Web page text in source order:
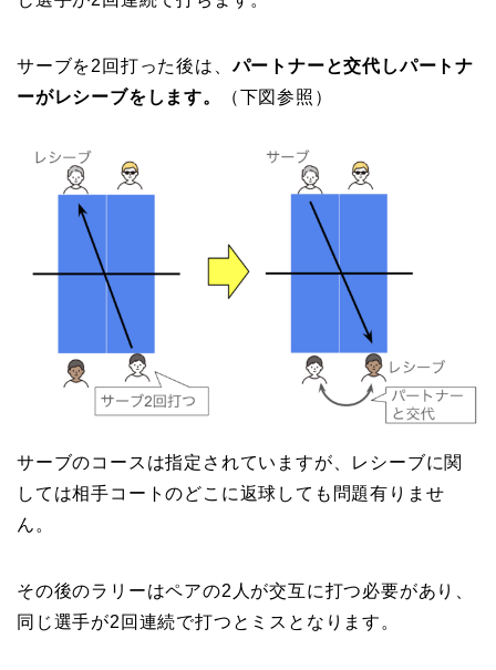
サーブを2回打った後は、パートナーと交代しパートナ
ーがレシーブをします。
（下図参照）
サーブのコースは指定されていますが、レシーブに関
しては相手コートのどこに返球しても問題有りませ
ん。
その後のラリーはペアの2人が交互に打つ必要があり、
同じ選手が2回連続で打つとミスとなります。